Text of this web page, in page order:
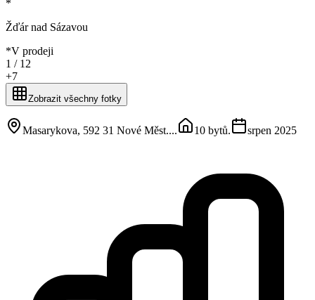
*
Žďár nad Sázavou
*V prodeji
1 / 12
+7
Zobrazit všechny fotky
Masarykova, 592 31 Nové Měst.... 10 bytů. srpen 2025